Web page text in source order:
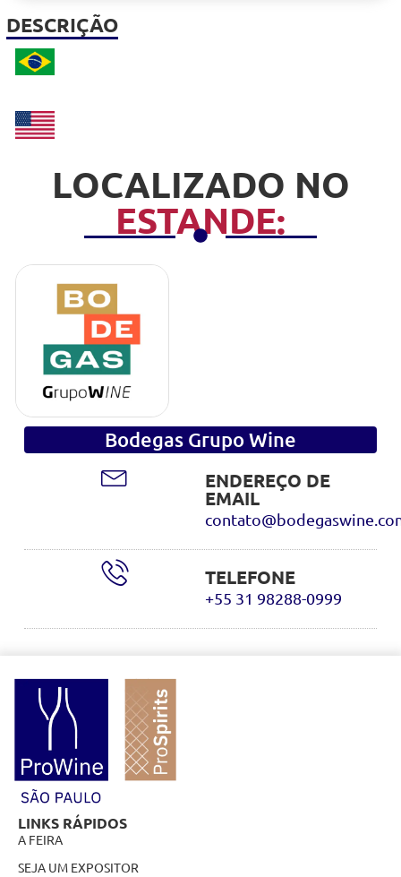
DESCRIÇÃO
LOCALIZADO NO
ESTANDE:
Bodegas Grupo Wine
ENDEREÇO DE
EMAIL
TELEFONE
+55 31 98288-0999
LINKS RÁPIDOS
A FEIRA
SEJA UM EXPOSITOR